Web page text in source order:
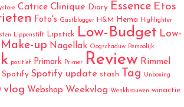
Catrice Clinique Diary Essence Etos
Foto's Gastblogger H&M Hema Highlighter
Lippenstift Lipstick Low-Budget Low-
Make-up Nagellak Oogschaduw Persoolijk
positief Primark Primer Review Rimmel
Spotify Spotify update stash Tag Unboxing
vlog Webshop Weekvlog Wenkbrauwen winactie